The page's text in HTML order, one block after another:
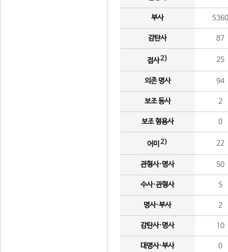
부사 5360
감탄사 87
접사2) 25
의존 명사 94
보조 동사 2
보조 형용사 0
어미 2) 22
관형사·명사 50
수사·관형사 5
명사·부사 2
감탄사·명사 10
대명사·부사 0